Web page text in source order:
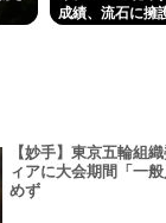
成績、流石に擁
【妙手】東京五輪組
ィアに大会期間「一
めず